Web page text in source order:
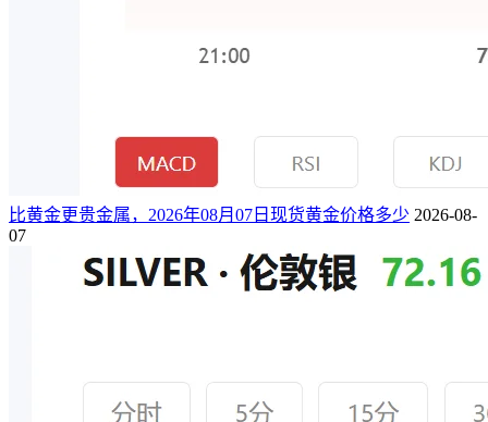
比黄金更贵金属，2026年08月07日现货黄金价格多少 2026-08-
07